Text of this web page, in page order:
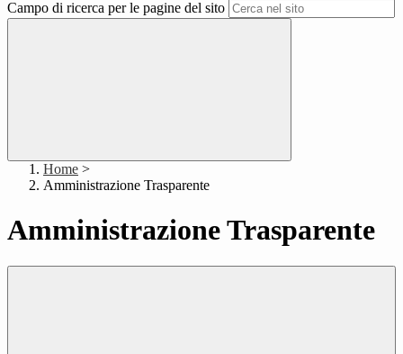
Campo di ricerca per le pagine del sito
Home >
Amministrazione Trasparente
Amministrazione Trasparente